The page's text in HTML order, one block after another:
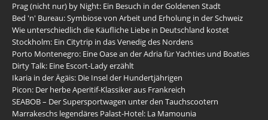
Prag (nicht nur) by Night: Ein Besuch in der Goldenen Stadt
Bed 'n' Bureau: Symbiose von Arbeit und Erholung in der Schweiz
Wie unterschiedlich die Käufliche Liebe in Deutschland kostet
Stockholm: Ein Citytrip in das Venedig des Nordens
Porto Montenegro: Eine Oase an der Adria für Yachties und Boaties
Dirty Talk: Eine Escort-Lady erzählt
Ikaria in der Ägäis: Die Insel der Hundertjährigen
Picon: Der herbe Aperitif-Klassiker aus Frankreich
SEABOB – Der Supersportwagen unter den Tauchscootern
Marrakeschs legendäres Palast-Hotel: La Mamounia